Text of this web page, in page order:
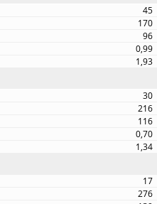
45
170
96
0,99
1,93
30
216
116
0,70
1,34
17
276